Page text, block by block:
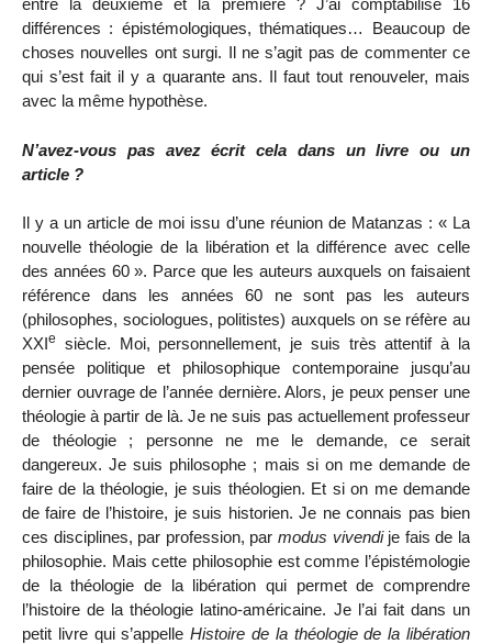
différences : épistémologiques, thématiques… Beaucoup de
choses nouvelles ont surgi. Il ne s’agit pas de commenter ce
qui s’est fait il y a quarante ans. Il faut tout renouveler, mais
avec la même hypothèse.
N’avez-vous pas avez écrit cela dans un livre ou un
article ?
Il y a un article de moi issu d’une réunion de Matanzas : « La
nouvelle théologie de la libération et la différence avec celle
des années 60 ». Parce que les auteurs auxquels on faisaient
référence dans les années 60 ne sont pas les auteurs
(philosophes, sociologues, politistes) auxquels on se réfère au
XXIe
siècle. Moi, personnellement, je suis très attentif à la
pensée politique et philosophique contemporaine jusqu’au
dernier ouvrage de l’année dernière. Alors, je peux penser une
théologie à partir de là. Je ne suis pas actuellement professeur
de théologie ; personne ne me le demande, ce serait
dangereux. Je suis philosophe ; mais si on me demande de
faire de la théologie, je suis théologien. Et si on me demande
de faire de l’histoire, je suis historien. Je ne connais pas bien
ces disciplines, par profession, par modus vivendije fais de la
philosophie. Mais cette philosophie est comme l’épistémologie
de la théologie de la libération qui permet de comprendre
l’histoire de la théologie latino-américaine. Je l’ai fait dans un
petit livre qui s’appelleHistoire de la théologie de la libération